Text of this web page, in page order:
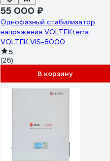
55 000 ₽
Однофазный стабилизатор
напряжения VOLTEKterra
VOLTEK VIS-8000
5
(26)
В корзину